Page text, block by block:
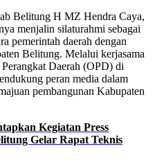
Belitung H MZ Hendra Caya,
menjalin silaturahmi sebagai
pemerintah daerah dengan
Belitung. Melalui kerjasama
Daerah (OPD) di
peran media dalam
pembangunan Kabupaten
Kegiatan Press
Gelar Rapat Teknis